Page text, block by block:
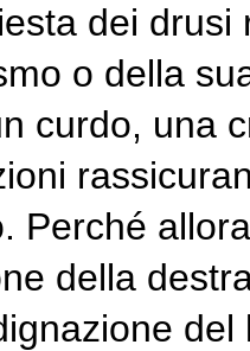
dei
o della
curdo, una
Perché
della